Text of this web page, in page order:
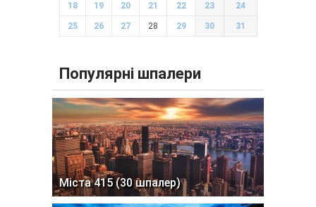
18 19 20 21 22 23 24
25 26 27 28 29 30 31
Популярні шпалери
Міста 415 (30 шпалер)